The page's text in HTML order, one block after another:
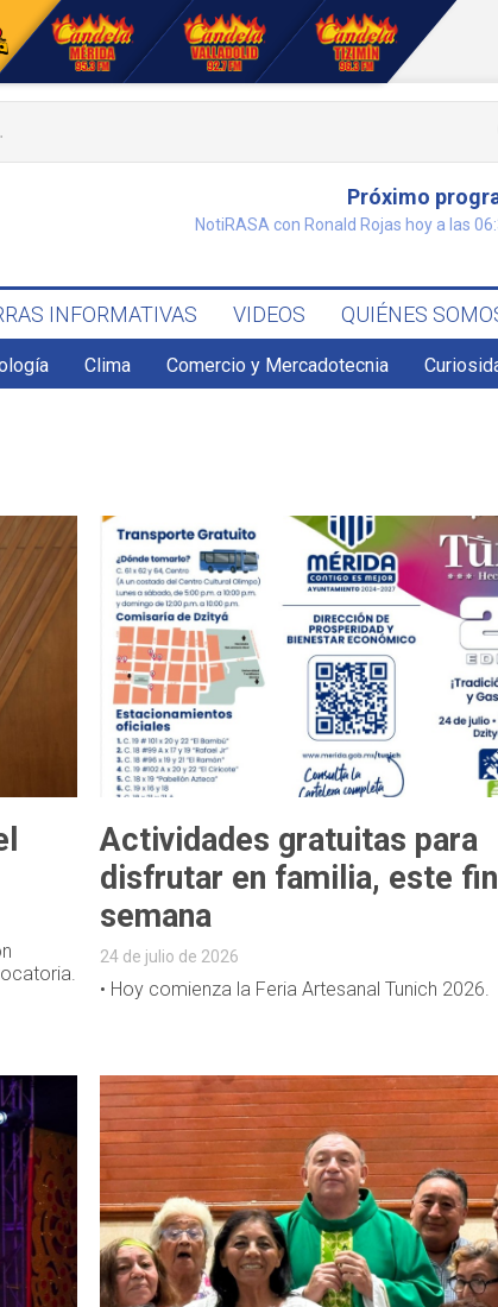
Próximo
NotiRASA con Ronald Rojas hoy a las
INFORMATIVAS VIDEOS QUIÉNES
Clima Comercio y Mercadotecnia
Actividades gratuitas para
disfrutar en familia, este
semana
24 de julio de 2026
• Hoy comienza la Feria Artesanal Tunich 2026.